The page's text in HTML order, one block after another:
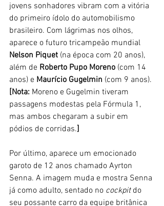
jovens sonhadores vibram com a vitória
do primeiro ídolo do automobilismo
brasileiro. Com lágrimas nos olhos,
aparece o futuro tricampeão mundial
Nelson Piquet (na época com 20 anos),
além de Roberto Pupo Moreno (com 14
anos) e Maurício Gugelmin (com 9 anos).
[Nota: Moreno e Gugelmin tiveram
passagens modestas pela Fórmula 1,
mas ambos chegaram a subir em
pódios de corridas.]
Por último, aparece um emocionado
garoto de 12 anos chamado Ayrton
Senna. A imagem muda e mostra Senna
já como adulto, sentado no cockpit do
seu possante carro da equipe britânica